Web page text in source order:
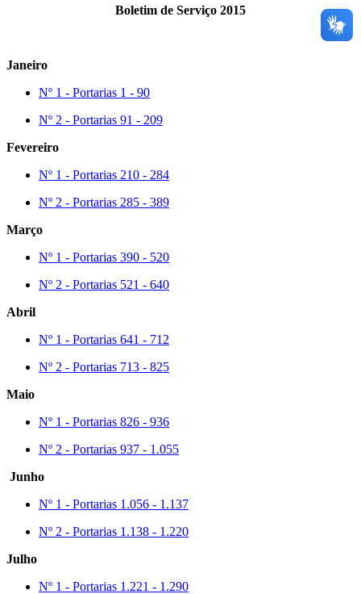
Boletim de Serviço 2015
Janeiro
Nº 1 - Portarias 1 - 90
Nº 2 - Portarias 91 - 209
Fevereiro
Nº 1 - Portarias 210 - 284
Nº 2 - Portarias 285 - 389
Março
Nº 1 - Portarias 390 - 520
Nº 2 - Portarias 521 - 640
Abril
Nº 1 - Portarias 641 - 712
Nº 2 - Portarias 713 - 825
Maio
Nº 1 - Portarias 826 - 936
Nº 2 - Portarias 937 - 1.055
Junho
Nº 1 - Portarias 1.056 - 1.137
Nº 2 - Portarias 1.138 - 1.220
Julho
Nº 1 - Portarias 1.221 - 1.290